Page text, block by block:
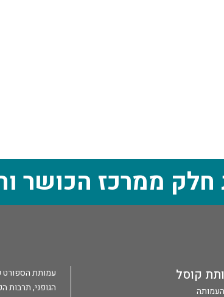
חלק ממרכז הכושר
קוסל
העמותה
עמותת הספורט
הגופני, תרבות